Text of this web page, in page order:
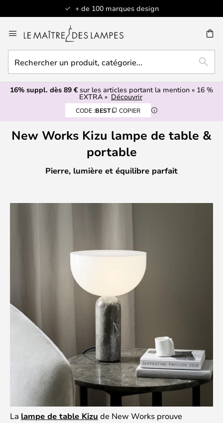
+ de 100 marques design
au
contenu
un
produit,
catégorie...
16% suppl. dès 89 € sur les articles portant la mention « 16 %
EXTRA » Découvrir
CODE :BEST COPIER
New Works Kizu lampe de table &
portable
Pierre, lumière et équilibre parfait
La lampe de table Kizu de New Works prouve